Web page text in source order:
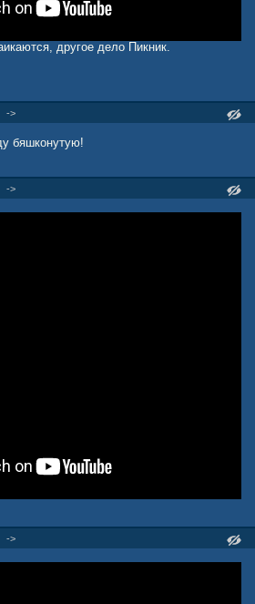
другое дело Пикник.
->
бяшконутую!
->
->